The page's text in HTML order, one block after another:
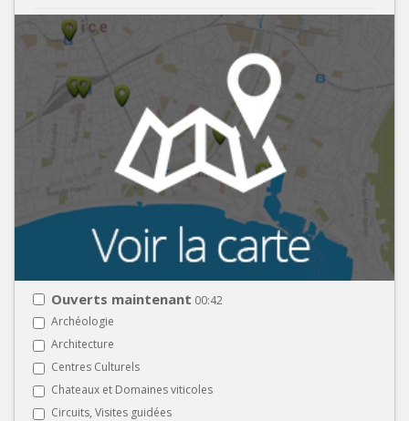
Ouverts maintenant 00:42
Archéologie
Architecture
Centres Culturels
Chateaux et Domaines viticoles
Circuits, Visites guidées